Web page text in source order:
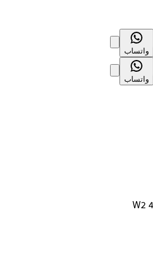
واتساب
واتساب